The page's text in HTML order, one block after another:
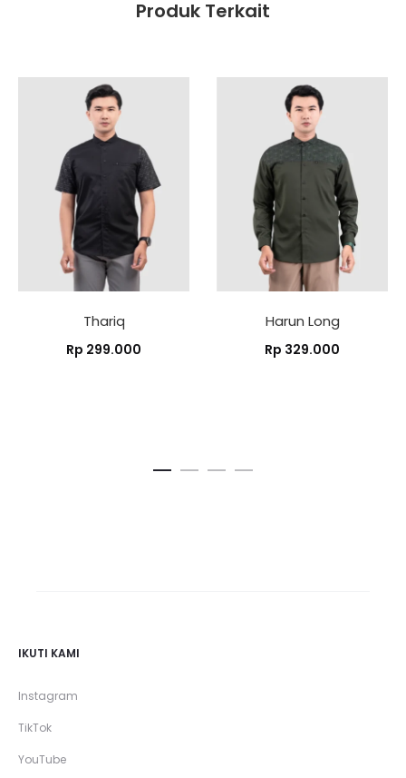
Produk Terkait
Thariq
Rp 299.000
Harun Long
Rp 329.000
IKUTI KAMI
Instagram
TikTok
YouTube